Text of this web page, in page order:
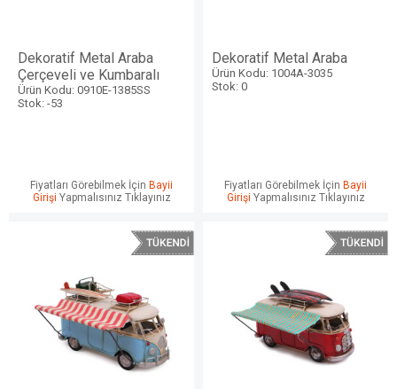
Dekoratif Metal Araba
Çerçeveli ve Kumbaralı
Ürün Kodu: 0910E-1385SS
Stok: -53
Fiyatları Görebilmek İçin Bayii
Girişi Yapmalısınız Tıklayınız
Dekoratif Metal Araba
Ürün Kodu: 1004A-3035
Stok: 0
Fiyatları Görebilmek İçin Bayii
Girişi Yapmalısınız Tıklayınız